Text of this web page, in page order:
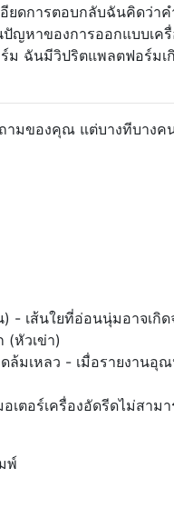
ยดการตอบกลับฉันคิดว่า
ปัญหาของการออกแบบเ
ม ฉันมีวิปริตแพลตฟอร์มเ
ามของคุณ แต่บางทีบางค
- เส้นใยที่อ่อนนุ่มอาจเกิ
(หัวเข่า)
ล้มเหลว - เมื่อรายงานอุ
เตอร์เครื่องอัดรีดไม่สาม
พ์